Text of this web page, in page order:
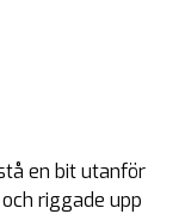
en bit utanför
riggade upp